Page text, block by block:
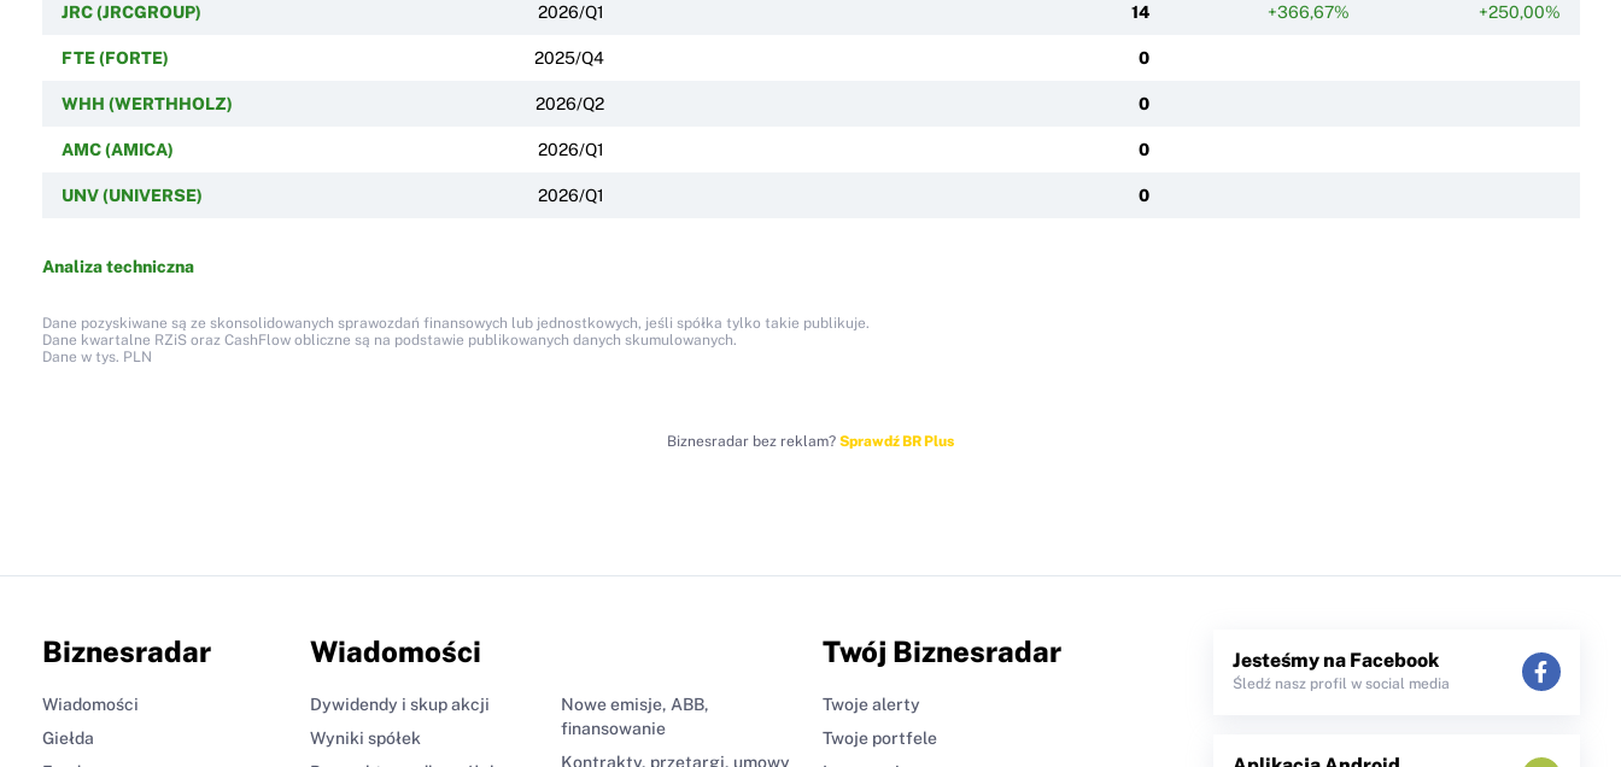
JRC (JRCGROUP) 2026/Q1 14 +366,67% +250,00%
FTE (FORTE) 2025/Q4 0
WHH (WERTHHOLZ) 2026/Q2 0
AMC (AMICA) 2026/Q1 0
UNV (UNIVERSE) 2026/Q1 0
Analiza techniczna
Dane pozyskiwane są ze skonsolidowanych sprawozdań finansowych lub jednostkowych, jeśli spółka tylko takie publikuje.
Dane kwartalne RZiS oraz CashFlow obliczne są na podstawie publikowanych danych skumulowanych.
Dane w tys. PLN
Biznesradar bez reklam? Sprawdź BR Plus
Biznesradar
Wiadomości
Giełda
Wiadomości
Dywidendy i skup akcji
Wyniki spółek
Nowe emisje, ABB,
finansowanie
Kontrakty, przetargi, umowy
Twój Biznesradar
Twoje alerty
Twoje portfele
Jesteśmy na Facebook
Śledź nasz profil w social media